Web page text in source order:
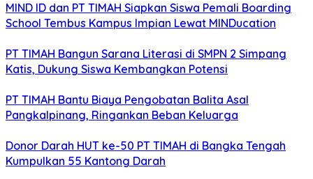
MIND ID dan PT TIMAH Siapkan Siswa Pemali Boarding
School Tembus Kampus Impian Lewat MINDucation
PT TIMAH Bangun Sarana Literasi di SMPN 2 Simpang
Katis, Dukung Siswa Kembangkan Potensi
PT TIMAH Bantu Biaya Pengobatan Balita Asal
Pangkalpinang, Ringankan Beban Keluarga
Donor Darah HUT ke-50 PT TIMAH di Bangka Tengah
Kumpulkan 55 Kantong Darah